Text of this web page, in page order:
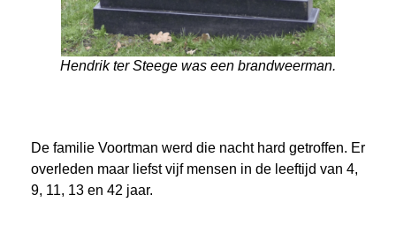
Hendrik ter Steege was een brandweerman.
De familie Voortman werd die nacht hard getroffen. Er
overleden maar liefst vijf mensen in de leeftijd van 4,
9, 11, 13 en 42 jaar.